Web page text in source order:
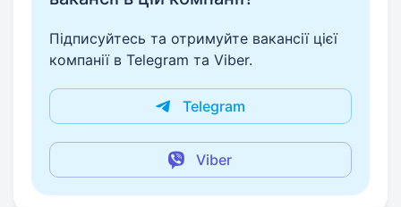
Підписуйтесь та отримуйте вакансії цієї
компанії в Telegram та Viber.
Telegram
Viber